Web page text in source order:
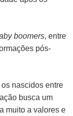
boomers, entre
pós-
nascidos entre
busca um
muito a valores e